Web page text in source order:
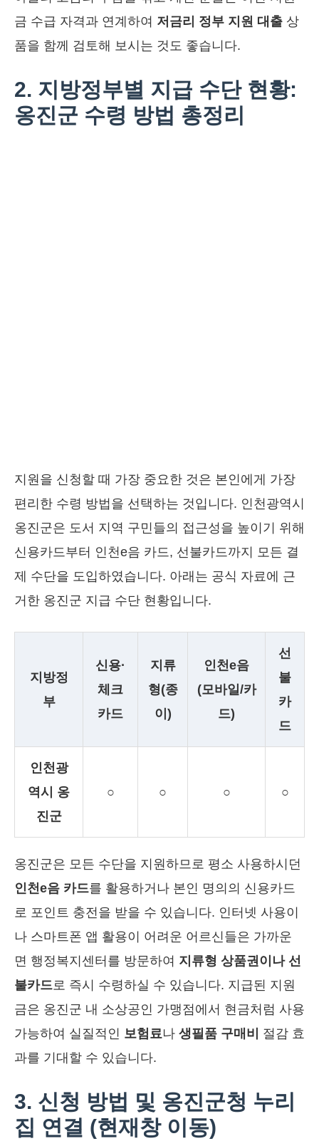
금 수급 자격과 연계하여 저금리 정부 지원 대출 상
품을 함께 검토해 보시는 것도 좋습니다.
2. 지방정부별 지급 수단 현황:
옹진군 수령 방법 총정리
지원을 신청할 때 가장 중요한 것은 본인에게 가장
편리한 수령 방법을 선택하는 것입니다. 인천광역시
옹진군은 도서 지역 구민들의 접근성을 높이기 위해
신용카드부터 인천e음 카드, 선불카드까지 모든 결
제 수단을 도입하였습니다. 아래는 공식 자료에 근
거한 옹진군 지급 수단 현황입니다.
지방정
부
신용·
체크
카드
지류
형(종
이)
인천e음
(모바일/카
드)
선
불
카
드
인천광
역시 옹
진군
○ ○ ○ ○
옹진군은 모든 수단을 지원하므로 평소 사용하시던
인천e음 카드를 활용하거나 본인 명의의 신용카드
로 포인트 충전을 받을 수 있습니다. 인터넷 사용이
나 스마트폰 앱 활용이 어려운 어르신들은 가까운
면 행정복지센터를 방문하여 지류형 상품권이나 선
불카드로 즉시 수령하실 수 있습니다. 지급된 지원
금은 옹진군 내 소상공인 가맹점에서 현금처럼 사용
가능하여 실질적인 보험료 나 생필품 구매비
절감 효
과를 기대할 수 있습니다.
3. 신청 방법 및 옹진군청 누리
집 연결 (현재창 이동)